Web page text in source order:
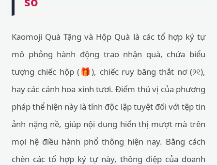
Kaomoji Quà Tặng và Hộp Quà là các tổ hợp ký tự
mô phỏng hành động trao nhận quà, chứa biểu
tượng chiếc hộp (🎁), chiếc ruy băng thắt nơ (୨୧),
hay các cánh hoa xinh tươi. Điểm thú vị của phương
pháp thể hiện này là tính độc lập tuyệt đối với tệp tin
ảnh nặng nề, giúp nội dung hiển thị mượt mà trên
mọi hệ điều hành phổ thông hiện nay. Bằng cách
chèn các tổ hợp ký tự này, thông điệp của doanh